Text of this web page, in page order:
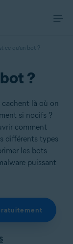
ce qu’un bot ?
?
là où on
si nocifs ?
comment
différents types
les bots
puissant